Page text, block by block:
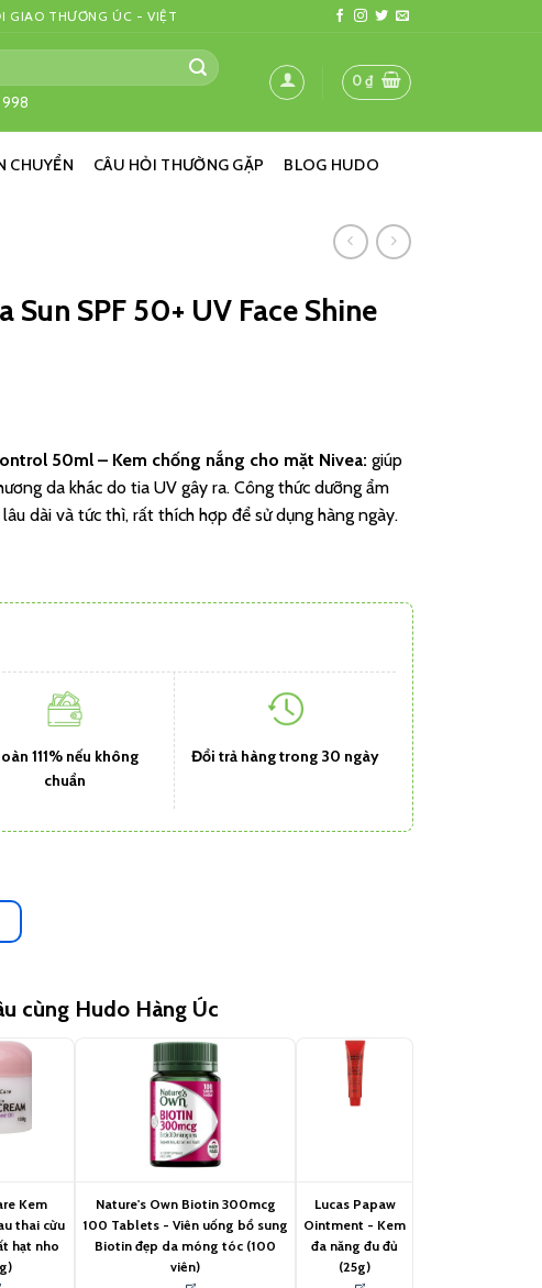
GIAO THƯƠNG ÚC - VIỆT
998
0₫
CHUYỂN CÂU HỎI THƯỜNG GẶP BLOG HUDO
Sun SPF 50+ UV Face Shine
50ml – Kem chống nắng cho mặt Nivea: giúp
da khác do tia UV gây ra. Công thức dưỡng ẩm
dài và tức thì, rất thích hợp để sử dụng hàng ngày.
111% nếu không
chuẩn
Đổi trả hàng trong 30 ngày
cùng Hudo Hàng Úc
Kem
thai cừu
hạt nho
Nature's Own Biotin 300mcg
100 Tablets - Viên uống bổ sung
Biotin đẹp da móng tóc (100
viên)
Lucas Papaw
Ointment - Kem
đa năng đu đủ
(25g)